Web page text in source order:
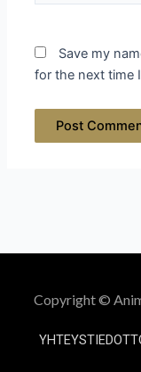
Save my
for the next time
Copyright ©
YHTEYSTIEDOT